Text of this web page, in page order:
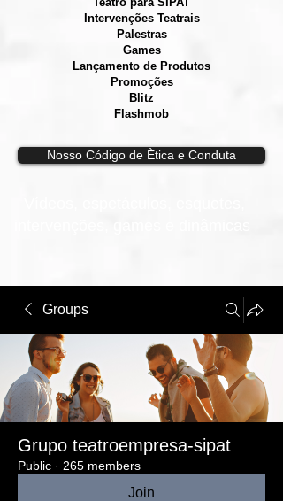
Intervenções Teatrais
Palestras
Games
Lançamento de Produtos
Promoções
Blitz
Flashmob
Nosso Código de Ètica e Conduta
Groups
Grupo teatroempresa-sipat
Public · 265 members
Join